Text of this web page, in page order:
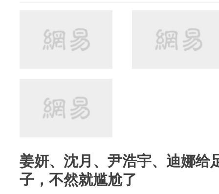
姜妍、沈月、尹浩宇、迪娜给
子，不然就尴尬了